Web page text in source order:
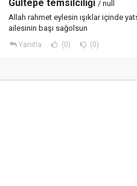
Gültepe temsilciliği / null
Allah rahmet eylesin ışıklar içinde
ailesinin başı sağolsun
Yanıtla (0) (0)